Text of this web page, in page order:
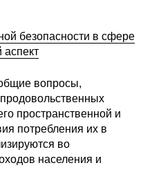
безопасности в сфере
аспект
вопросы,
пространственной и
потребления их в
во
населения и